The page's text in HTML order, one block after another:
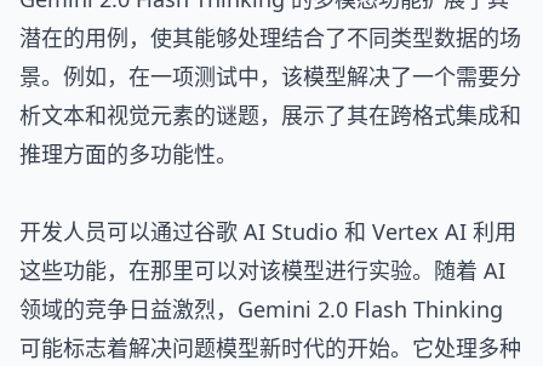
潜在的用例，使其能够处理结合了不同类型数据的场
景。例如，在一项测试中，该模型解决了一个需要分
析文本和视觉元素的谜题，展示了其在跨格式集成和
推理方面的多功能性。
开发人员可以通过谷歌 AI Studio 和 Vertex AI 利用
这些功能，在那里可以对该模型进行实验。随着 AI
领域的竞争日益激烈，Gemini 2.0 Flash Thinking
可能标志着解决问题模型新时代的开始。它处理多种